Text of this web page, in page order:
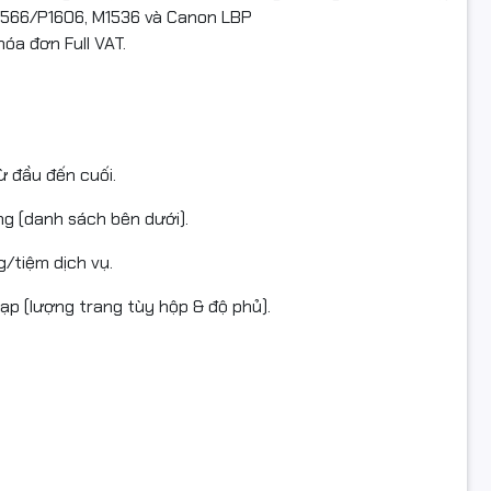
P1606, M1536 và Canon LBP
đơn Full VAT.
đầu đến cuối.
(danh sách bên dưới).
tiệm dịch vụ.
(lượng trang tùy hộp & độ phủ).
tương thích (tiêu biểu):
(35A), CB436A (36A), CE285A (85A), CE278A (78A), CF283A